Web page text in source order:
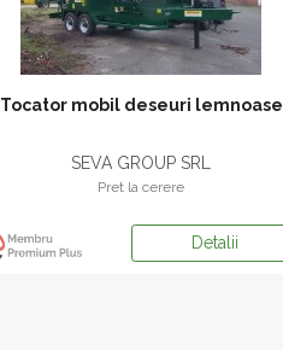
Tocator mobil deseuri lemnoase
SEVA GROUP SRL
Pret la cerere
Detalii